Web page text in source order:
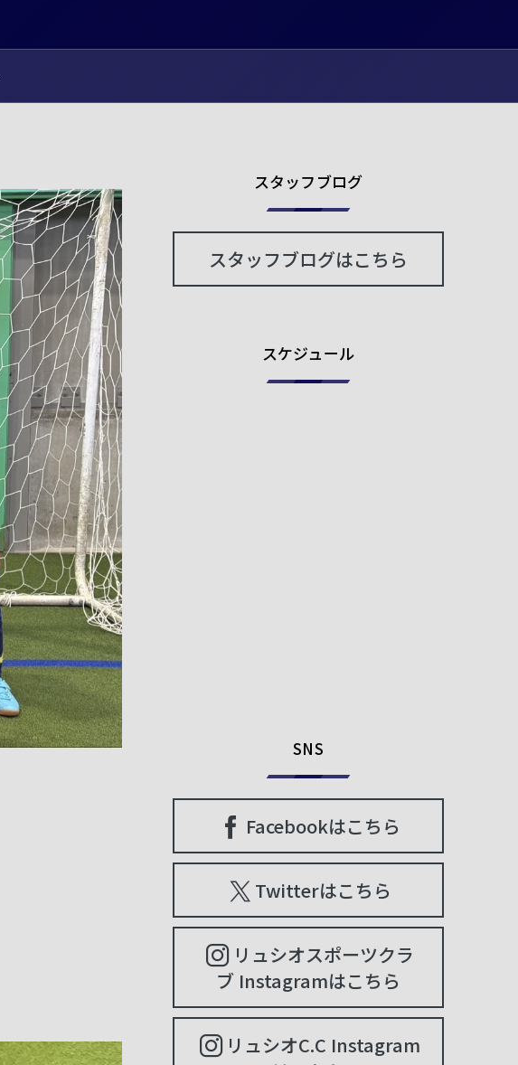
スタッフブログ
スタッフブログはこちら
スケジュール
SNS
Facebookはこちら
Twitterはこちら
リュシオスポーツクラ
ブ Instagramはこちら
リュシオC.C Instagram